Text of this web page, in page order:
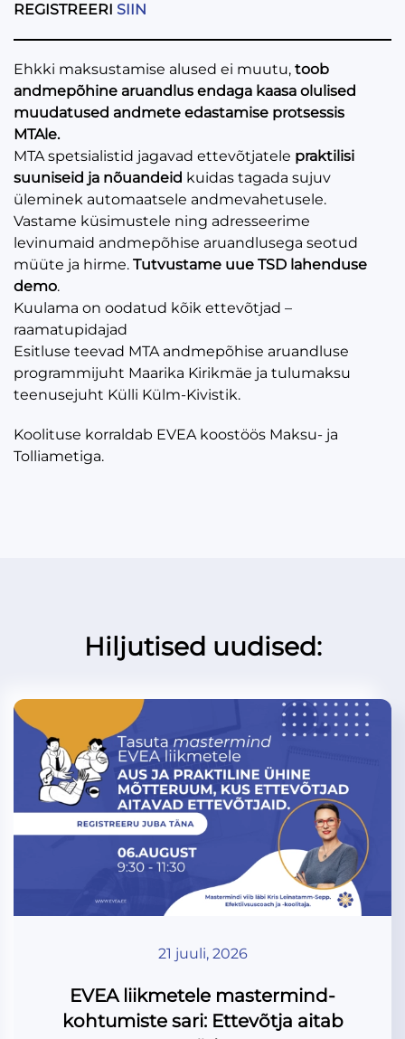
REGISTREERI SIIN
Ehkki maksustamise alused ei muutu, toob
andmepõhine aruandlus endaga kaasa olulised
muudatused andmete edastamise protsessis
MTAle.
MTA spetsialistid jagavad ettevõtjatele praktilisi
suuniseid ja nõuandeid kuidas tagada sujuv
üleminek automaatsele andmevahetusele.
Vastame küsimustele ning adresseerime
levinumaid andmepõhise aruandlusega seotud
müüte ja hirme. Tutvustame uue TSD lahenduse
demo.
Kuulama on oodatud kõik ettevõtjad –
raamatupidajad
Esitluse teevad MTA andmepõhise aruandluse
programmijuht Maarika Kirikmäe ja tulumaksu
teenusejuht Külli Külm-Kivistik.
Koolituse korraldab EVEA koostöös Maksu- ja
Tolliametiga.
Hiljutised uudised:
21 juuli, 2026
EVEA liikmetele mastermind-
kohtumiste sari: Ettevõtja aitab